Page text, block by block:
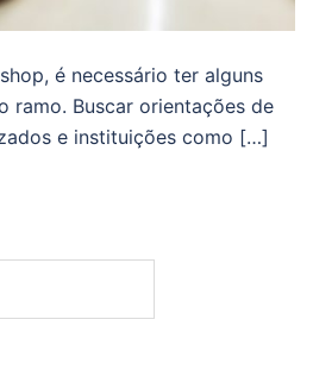
é necessário ter alguns
ramo. Buscar orientações de
e instituições como […]